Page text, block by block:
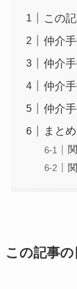
この
仲介
仲介
仲介
仲介
まとめ
この記事の